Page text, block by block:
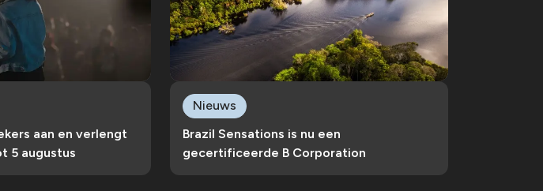
aan en verlengt
5 augustus
Brazil Sensations is nu een
gecertificeerde B Corporation
Nieuws